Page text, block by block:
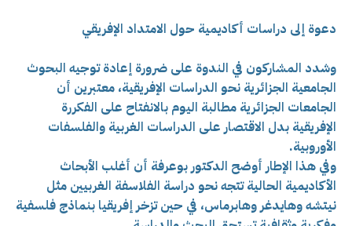
دعوة إلى دراسات أكاديمية حول الامتداد الإفريقي
وشدد المشاركون في الندوة على ضرورة إعادة توجيه البحوث
الجامعية الجزائرية نحو الدراسات الإفريقية، معتبرين أن
الجامعات الجزائرية مطالبة اليوم بالانفتاح على الفكررة
الإفريقية بدل الاقتصار على الدراسات الغربية والفلسفات
الأوروبية.
وفي هذا الإطار أوضح الدكتور بوعرفة أن أغلب الأبحاث
الأكاديمية الحالية تتجه نحو دراسة الفلاسفة الغربيين مثل
نيتشه وهايدغر وهابرماس، في حين تزخر إفريقيا بنماذج فلسفية